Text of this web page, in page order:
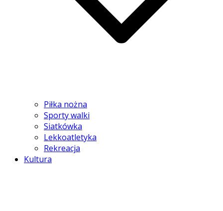
Piłka nożna
Sporty walki
Siatkówka
Lekkoatletyka
Rekreacja
Kultura